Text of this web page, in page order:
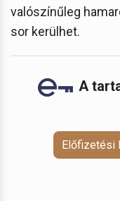
valószínűleg
sor kerülhet.
A
Előfizetési